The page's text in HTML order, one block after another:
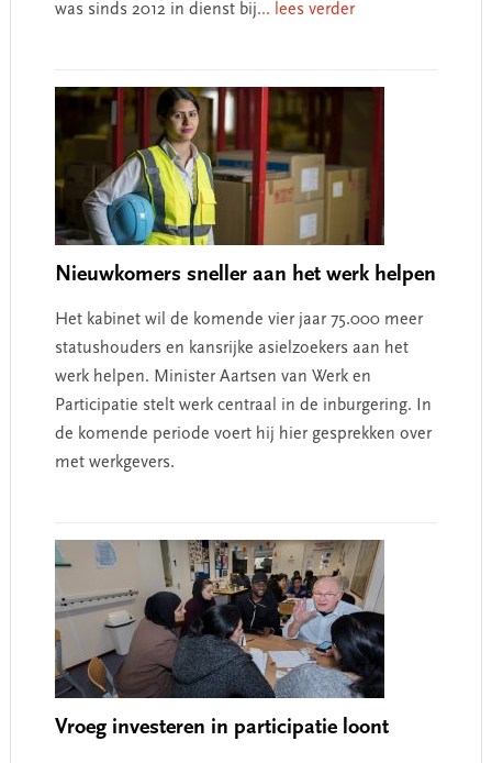
was sinds 2012 in dienst bij... lees verder
Nieuwkomers sneller aan het werk helpen
Het kabinet wil de komende vier jaar 75.000 meer
statushouders en kansrijke asielzoekers aan het
werk helpen. Minister Aartsen van Werk en
Participatie stelt werk centraal in de inburgering. In
de komende periode voert hij hier gesprekken over
met werkgevers.
Vroeg investeren in participatie loont